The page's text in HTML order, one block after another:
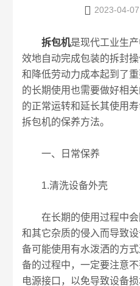
 2023-04-07
拆包机是现代工业生
效地自动完成包装的拆封
和降低劳动力成本起到了
的长期使用也需要做好相
的正常运转和延长其使用
拆包机的保养方法。
一、日常保养
1.清洗设备外壳
在长期的使用过程中会
和其它杂质的侵入而导致
备可能使用有水泼洒的方
备的过程中，一定要注意
电源接口，以免导致设备损